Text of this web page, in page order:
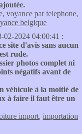
, voyance par telephone,
belgique
02-2024 04:00:41 :
site d'avis sans aucun
rude.
photos complet ni
négatifs avant de
véhicule à la moitié de
à faire il faut être un
import, importation